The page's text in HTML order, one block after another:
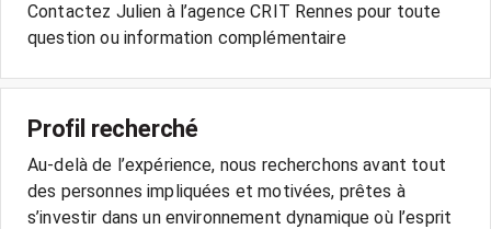
Contactez Julien à l’agence CRIT Rennes pour toute
question ou information complémentaire
Profil recherché
Au-delà de l’expérience, nous recherchons avant tout
des personnes impliquées et motivées, prêtes à
s’investir dans un environnement dynamique où l’esprit